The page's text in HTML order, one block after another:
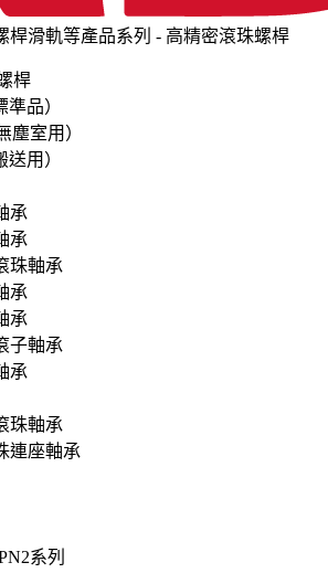
桿滑軌等產品系列 - 高精密滾珠螺桿
桿
準品）
塵室用）
送用）
承
承
珠軸承
承
承
子軸承
承
珠軸承
連座軸承
系列